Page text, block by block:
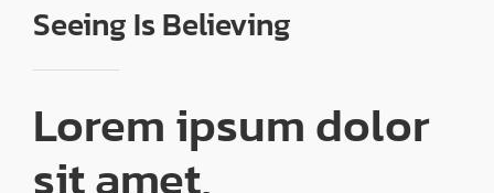
Seeing Is Believing
Lorem ipsum dolor